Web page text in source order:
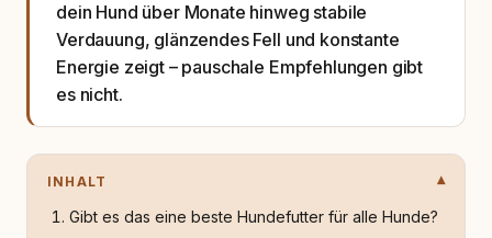
dein Hund über Monate hinweg stabile
Verdauung, glänzendes Fell und konstante
Energie zeigt – pauschale Empfehlungen gibt
es nicht.
INHALT
Gibt es das eine beste Hundefutter für alle Hunde?